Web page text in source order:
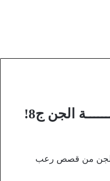
الجن ج8!
الجن من قصص رعب